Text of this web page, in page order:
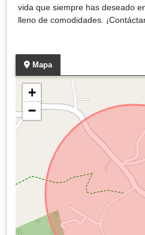
vida que siempre has deseado
lleno de comodidades.
Mapa
+
−